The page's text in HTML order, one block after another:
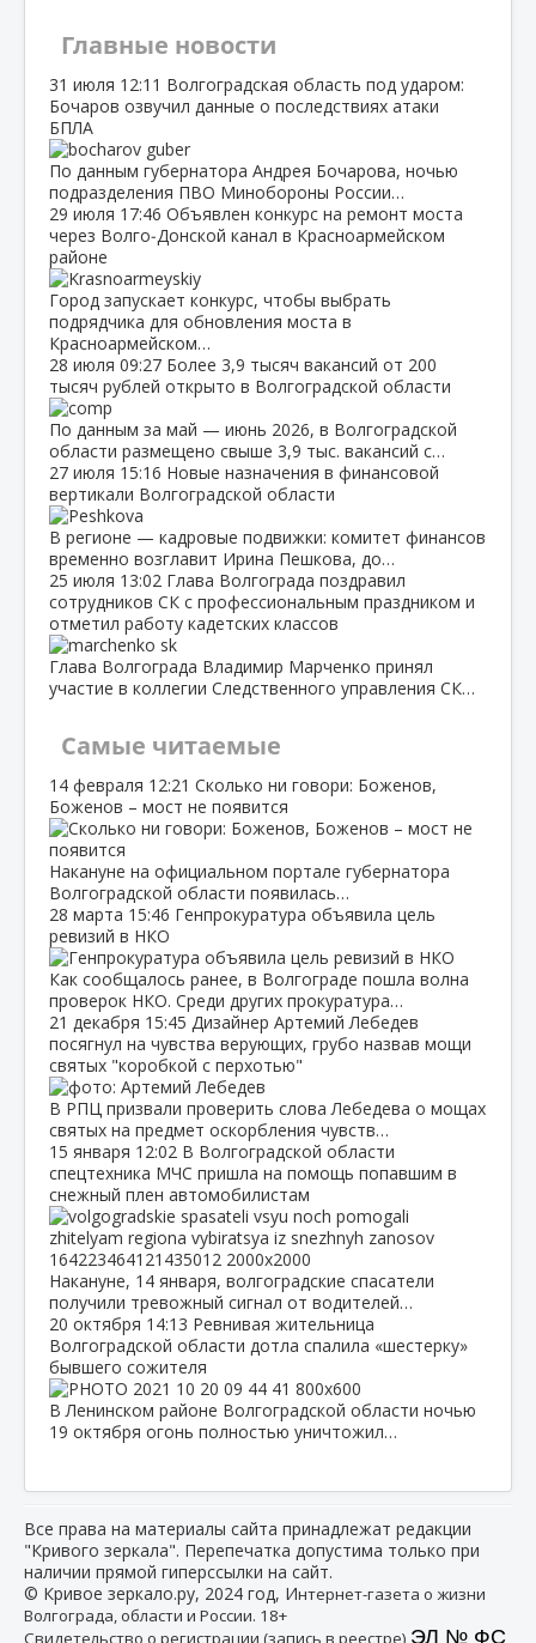
Главные новости
31 июля 12:11 Волгоградская область под ударом:
Бочаров озвучил данные о последствиях атаки
БПЛА
По данным губернатора Андрея Бочарова, ночью
подразделения ПВО Минобороны России…
29 июля 17:46 Объявлен конкурс на ремонт моста
через Волго‑Донской канал в Красноармейском
районе
Город запускает конкурс, чтобы выбрать
подрядчика для обновления моста в
Красноармейском…
28 июля 09:27 Более 3,9 тысяч вакансий от 200
тысяч рублей открыто в Волгоградской области
По данным за май — июнь 2026, в Волгоградской
области размещено свыше 3,9 тыс. вакансий с…
27 июля 15:16 Новые назначения в финансовой
вертикали Волгоградской области
В регионе — кадровые подвижки: комитет финансов
временно возглавит Ирина Пешкова, до…
25 июля 13:02 Глава Волгограда поздравил
сотрудников СК с профессиональным праздником и
отметил работу кадетских классов
Глава Волгограда Владимир Марченко принял
участие в коллегии Следственного управления СК…
Самые читаемые
14 февраля 12:21 Сколько ни говори: Боженов,
Боженов – мост не появится
Накануне на официальном портале губернатора
Волгоградской области появилась…
28 марта 15:46 Генпрокуратура объявила цель
ревизий в НКО
Как сообщалось ранее, в Волгограде пошла волна
проверок НКО. Среди других прокуратура…
21 декабря 15:45 Дизайнер Артемий Лебедев
посягнул на чувства верующих, грубо назвав мощи
святых "коробкой с перхотью"
В РПЦ призвали проверить слова Лебедева о мощах
святых на предмет оскорбления чувств…
15 января 12:02 В Волгоградской области
спецтехника МЧС пришла на помощь попавшим в
снежный плен автомобилистам
Накануне, 14 января, волгоградские спасатели
получили тревожный сигнал от водителей…
20 октября 14:13 Ревнивая жительница
Волгоградской области дотла спалила «шестерку»
бывшего сожителя
В Ленинском районе Волгоградской области ночью
19 октября огонь полностью уничтожил…
Все права на материалы сайта принадлежат редакции
"Кривого зеркала". Перепечатка допустима только при
наличии прямой гиперссылки на сайт.
© Кривое зеркало.ру, 2024 год, Интернет-газета о жизни
Волгограда, области и России. 18+
Свидетельство о регистрации (запись в реестре) ЭЛ № ФС